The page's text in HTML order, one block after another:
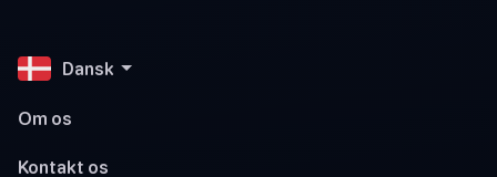
Dansk
Om os
Kontakt os